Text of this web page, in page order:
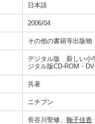
日本語
2006/04
その他の書籍等出版物
デジタル版 新しい小
ジタル版CD-ROM・
共著
ニチブン
長谷川聖修、 鞠子佳香